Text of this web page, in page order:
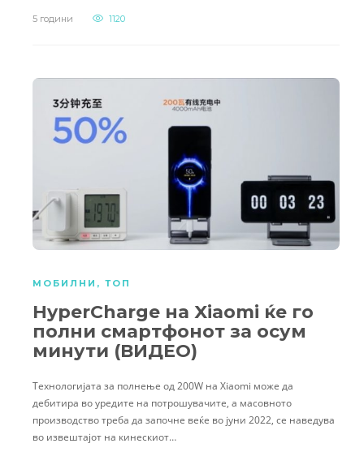
5 години 1120
МОБИЛНИ , ТОП
HyperCharge на Xiaomi ќе го
полни смартфонот за осум
минути (ВИДЕО)
Технологијата за полнење од 200W на Xiaomi може да
дебитира во уредите на потрошувачите, а масовното
производство треба да започне веќе во јуни 2022, се наведува
во извештајот на кинескиот…